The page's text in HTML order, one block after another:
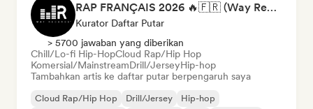
RAP FRANÇAIS 2026 🔥🇫🇷 (Way Records)
Kurator Daftar Putar
> 5700 jawaban yang diberikan
Chill/Lo-fi Hip-HopCloud Rap/Hip Hop
Komersial/MainstreamDrill/JerseyHip-hop
Tambahkan artis ke daftar putar berpengaruh saya
Cloud Rap/Hip Hop Drill/Jersey
Hip-hop